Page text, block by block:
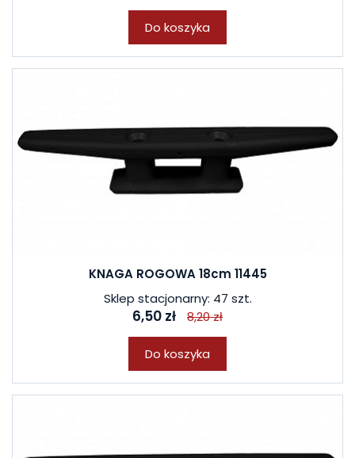
Do koszyka
KNAGA ROGOWA 18cm 11445
Sklep stacjonarny: 47 szt.
6,50 zł 8,20 zł
Do koszyka